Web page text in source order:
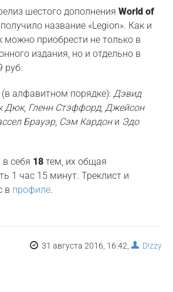
шестого дополненияWorld of
получило название «Legion». Как и
можно приобрести не только в
издания, но и отдельно в
руб.
алфавитном порядке): Дэвид
Дюк, Гленн Стэффорд, Джейсон
Брауэр, Сэм Кардони Эдо
себя 18 тем, их общая
1 час 15 минут. Треклист и
в профиле.
31 августа 2016, 16:42, D!zzy